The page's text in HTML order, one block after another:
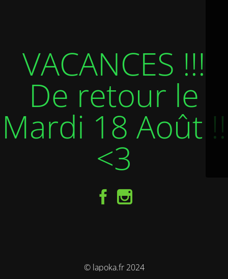
VACANCES !!!
De retour le
Mardi 18 Août !!
<3
© lapoka.fr 2024